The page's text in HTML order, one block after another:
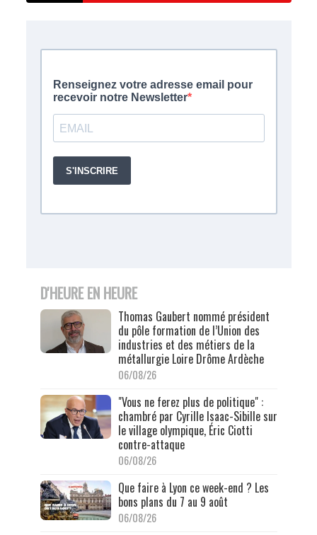
D'HEURE EN HEURE
Thomas Gaubert nommé président
du pôle formation de l’Union des
industries et des métiers de la
métallurgie Loire Drôme Ardèche
06/08/26
"Vous ne ferez plus de politique" :
chambré par Cyrille Isaac-Sibille sur
le village olympique, Éric Ciotti
contre-attaque
06/08/26
Que faire à Lyon ce week-end ? Les
bons plans du 7 au 9 août
06/08/26